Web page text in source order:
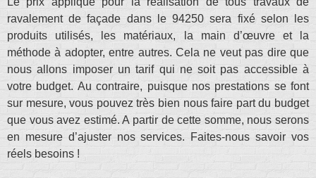
ravalement de façade dans le 94250 sera fixé selon les
produits utilisés, les matériaux, la main d’œuvre et la
méthode à adopter, entre autres. Cela ne veut pas dire que
nous allons imposer un tarif qui ne soit pas accessible à
votre budget. Au contraire, puisque nos prestations se font
sur mesure, vous pouvez très bien nous faire part du budget
que vous avez estimé. A partir de cette somme, nous serons
en mesure d’ajuster nos services. Faites-nous savoir vos
réels besoins !